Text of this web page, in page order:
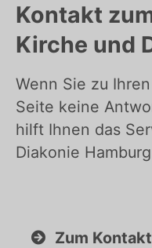
Kontakt
Kirche und
Wenn Sie zu
Seite keine
hilft Ihnen das
Diakonie
Zum